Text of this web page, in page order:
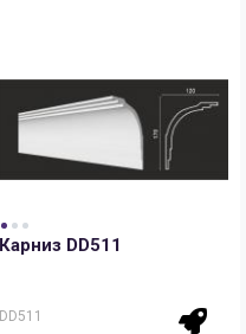
Карниз DD511
DD511